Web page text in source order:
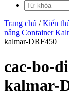
Trang chủ /Kiến
nâng Container
kalmar-DRF450
cac-bo-
kalmar-